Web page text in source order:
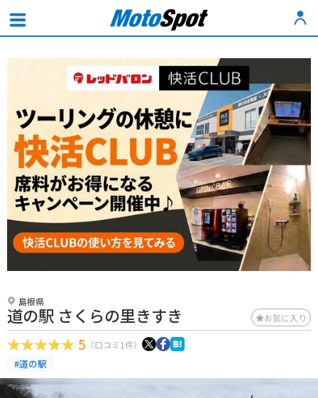
島根県
道の駅 さくらの里きすき お気に入り
5 （口コミ1件）
#道の駅